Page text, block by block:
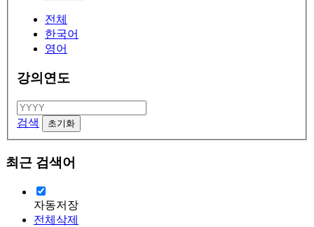
전체
한국어
영어
강의연도
검색
최근 검색어
자동저장
전체삭제